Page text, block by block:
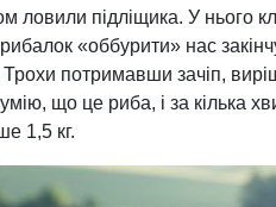
ловили підліщика. У
«оббурити» нас
потримавши зачіп,
що це риба, і за кілька
1,5 кг.